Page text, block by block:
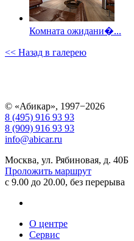
Комната ожидани�...
<< Назад в галерею
© «Абикар», 1997−2026
8 (495) 916 93 93
8 (909) 916 93 93
info@abicar.ru
Москва, ул. Рябиновая, д. 40Б
Проложить маршрут
с 9.00 до 20.00, без перерыва
О центре
Сервис